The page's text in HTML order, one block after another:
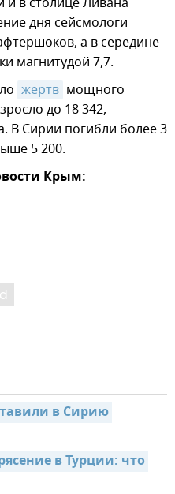
дня сейсмологи
а в середине
магнитудой 7,7.
жертв мощного
до 18 342,
В Сирии погибли более 3
5 200.
Крым:
в Сирию
в Турции: что